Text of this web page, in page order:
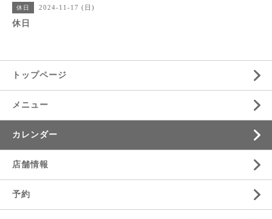
休日 2024-11-17 (日)
休日
トップページ
メニュー
カレンダー
店舗情報
予約